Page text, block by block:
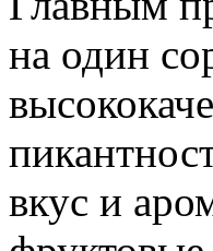
на один
вкус и